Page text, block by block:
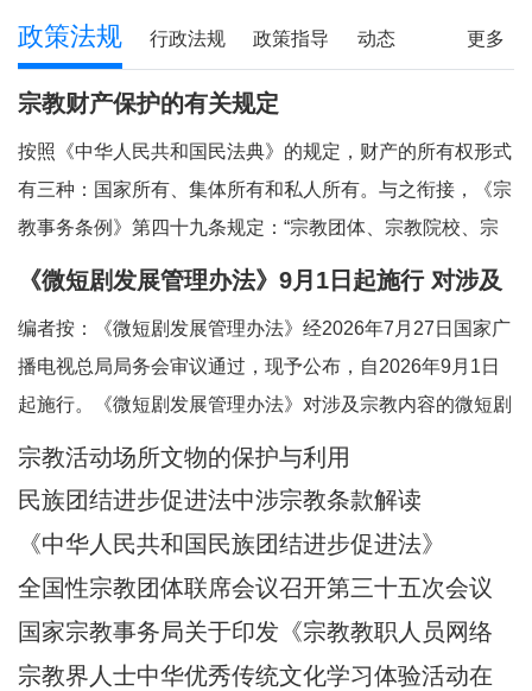
更多
政策法规 行政法规 政策指导 动态
宗教财产保护的有关规定
按照《中华人民共和国民法典》的规定，财产的所有权形式
有三种：国家所有、集体所有和私人所有。与之衔接，《宗
教事务条例》第四十九条规定：“宗教团体、宗教院校、宗
教活动场所对依法占有的属于国家、集体所有的财产，依照
有所有权或者其他财产权利。”对现行法律法
《微短剧发展管理办法》9月1日起施行 对涉及
编者按：《微短剧发展管理办法》经2026年7月27日国家广
播电视总局局务会审议通过，现予公布，自2026年9月1日
起施行。《微短剧发展管理办法》对涉及宗教内容的微短剧
作出规定。其中，第五条规定，一类微短剧是指投资额度较
民族、宗教、司法、公安等内容的特殊题材的微短
宗教活动场所文物的保护与利用
民族团结进步促进法中涉宗教条款解读
《中华人民共和国民族团结进步促进法》
全国性宗教团体联席会议召开第三十五次会议
国家宗教事务局关于印发《宗教教职人员网络
行为规范》的通知
宗教界人士中华优秀传统文化学习体验活动在